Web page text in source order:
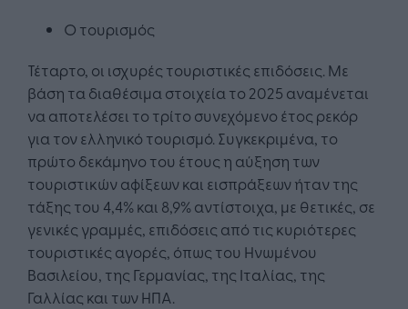
Ο τουρισμός
Τέταρτο, οι ισχυρές τουριστικές επιδόσεις. Με
βάση τα διαθέσιμα στοιχεία το 2025 αναμένεται
να αποτελέσει το τρίτο συνεχόμενο έτος ρεκόρ
για τον ελληνικό τουρισμό. Συγκεκριμένα, το
πρώτο δεκάμηνο του έτους η αύξηση των
τουριστικών αφίξεων και εισπράξεων ήταν της
τάξης του 4,4% και 8,9% αντίστοιχα, με θετικές, σε
γενικές γραμμές, επιδόσεις από τις κυριότερες
τουριστικές αγορές, όπως του Ηνωμένου
Βασιλείου, της Γερμανίας, της Ιταλίας, της
Γαλλίας και των ΗΠΑ.